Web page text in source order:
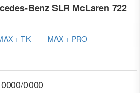
Benz SLR McLaren 722
+ TK MAX + PRO
0000